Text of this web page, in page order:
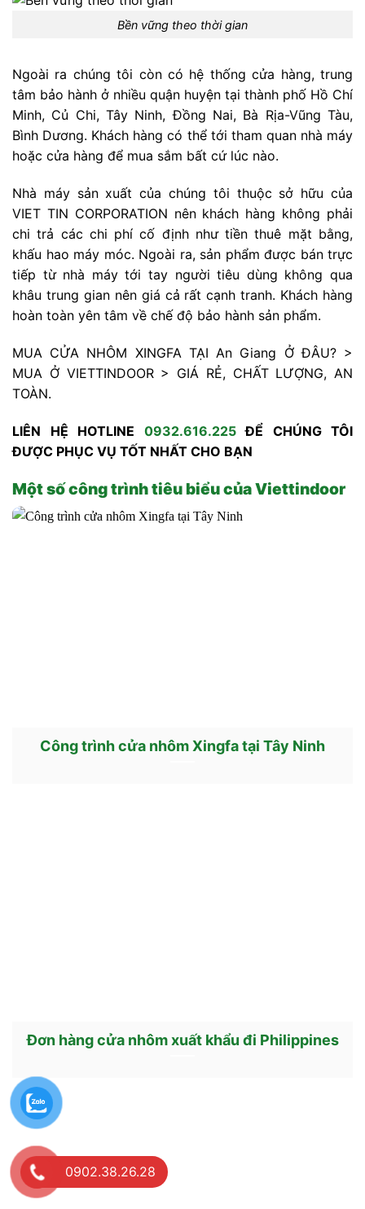
Bền vững theo thời gian
Ngoài ra chúng tôi còn có hệ thống cửa hàng, trung
tâm bảo hành ở nhiều quận huyện tại thành phố Hồ Chí
Minh, Củ Chi, Tây Ninh, Đồng Nai, Bà Rịa-Vũng Tàu,
Bình Dương. Khách hàng có thể tới tham quan nhà máy
hoặc cửa hàng để mua sắm bất cứ lúc nào.
Nhà máy sản xuất của chúng tôi thuộc sở hữu của
VIET TIN CORPORATION nên khách hàng không phải
chi trả các chi phí cố định như tiền thuê mặt bằng,
khấu hao máy móc. Ngoài ra, sản phẩm được bán trực
tiếp từ nhà máy tới tay người tiêu dùng không qua
khâu trung gian nên giá cả rất cạnh tranh. Khách hàng
hoàn toàn yên tâm về chế độ bảo hành sản phẩm.
MUA CỬA NHÔM XINGFA TẠI An Giang Ở ĐÂU? >
MUA Ở VIETTINDOOR > GIÁ RẺ, CHẤT LƯỢNG, AN
TOÀN.
LIÊN HỆ HOTLINE 0932.616.225ĐỂ CHÚNG TÔI
ĐƯỢC PHỤC VỤ TỐT NHẤT CHO BẠN
Một số công trình tiêu biểu của Viettindoor
Công trình cửa nhôm Xingfa tại Tây Ninh
Đơn hàng cửa nhôm xuất khẩu đi Philippines
0902.38.26.28